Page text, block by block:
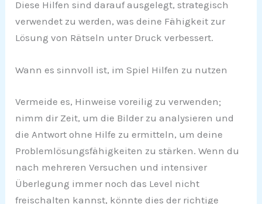
Diese Hilfen sind darauf ausgelegt, strategisch
verwendet zu werden, was deine Fähigkeit zur
Lösung von Rätseln unter Druck verbessert.
Wann es sinnvoll ist, im Spiel Hilfen zu nutzen
Vermeide es, Hinweise voreilig zu verwenden;
nimm dir Zeit, um die Bilder zu analysieren und
die Antwort ohne Hilfe zu ermitteln, um deine
Problemlösungsfähigkeiten zu stärken. Wenn du
nach mehreren Versuchen und intensiver
Überlegung immer noch das Level nicht
freischalten kannst, könnte dies der richtige